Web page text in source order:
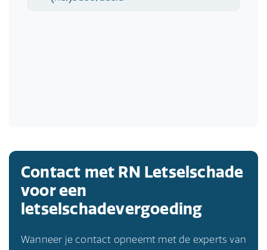
Contact met RN Letselschade
voor een
letselschadevergoeding
Wanneer je contact opneemt met de experts van